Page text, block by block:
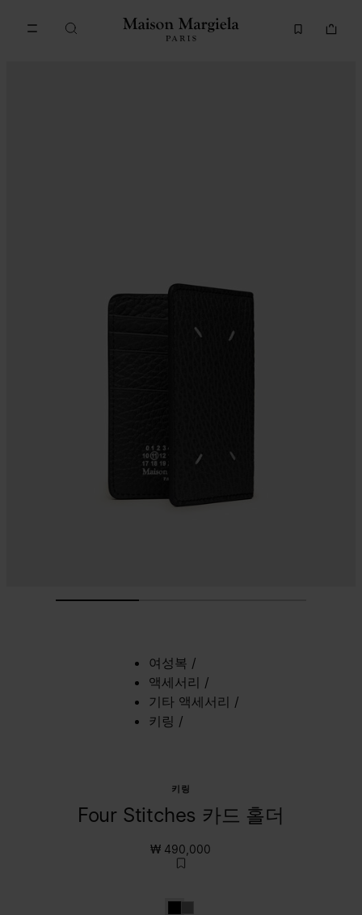
여성복 /
액세서리 /
기타 액세서리 /
키링 /
키링
Four Stitches 카드 홀더
₩ 490,000